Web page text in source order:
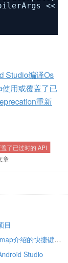
<<
Studio编译Os
用或覆盖了已
重新
了已过时的 API
章
目
【整理】Android Studio中Tip of the Day和keymap介绍的快捷键
Studio